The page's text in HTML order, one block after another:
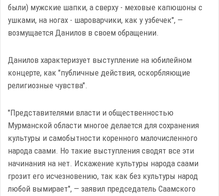
были) мужские шапки, а сверху - меховые капюшоны с
ушками, на ногах - шароварчики, как у узбечек", —
возмущается Данилов в своем обращении.
Данилов характеризует выступление на юбилейном
концерте, как "публичные действия, оскорбляющие
религиозные чувства".
"Представителями власти и общественностью
Мурманской области многое делается для сохранения
культуры и самобытности коренного малочисленного
народа саами. Но такие выступления сводят все эти
начинания на нет. Искажение культуры народа саами
грозит его исчезновению, так как без культуры народ
любой вымирает", — заявил председатель Саамского